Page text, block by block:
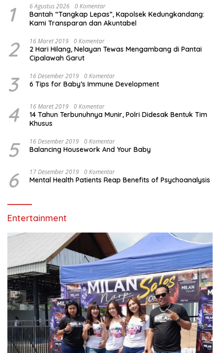
1 6 Agustus 2026 0 Komentar
Bantah “Tangkap Lepas”, Kapolsek Kedungkandang:
Kami Transparan dan Akuntabel
2 16 Maret 2019 0 Komentar
2 Hari Hilang, Nelayan Tewas Mengambang di Pantai
Cipalawah Garut
3 16 Desember 2019 0 Komentar
6 Tips for Baby’s Immune Development
4 16 Maret 2019 0 Komentar
14 Tahun Terbunuhnya Munir, Polri Didesak Bentuk Tim
Khusus
5 16 Desember 2019 0 Komentar
Balancing Housework And Your Baby
6 17 Desember 2019 0 Komentar
Mental Health Patients Reap Benefits of Psychoanalysis
Entertainment